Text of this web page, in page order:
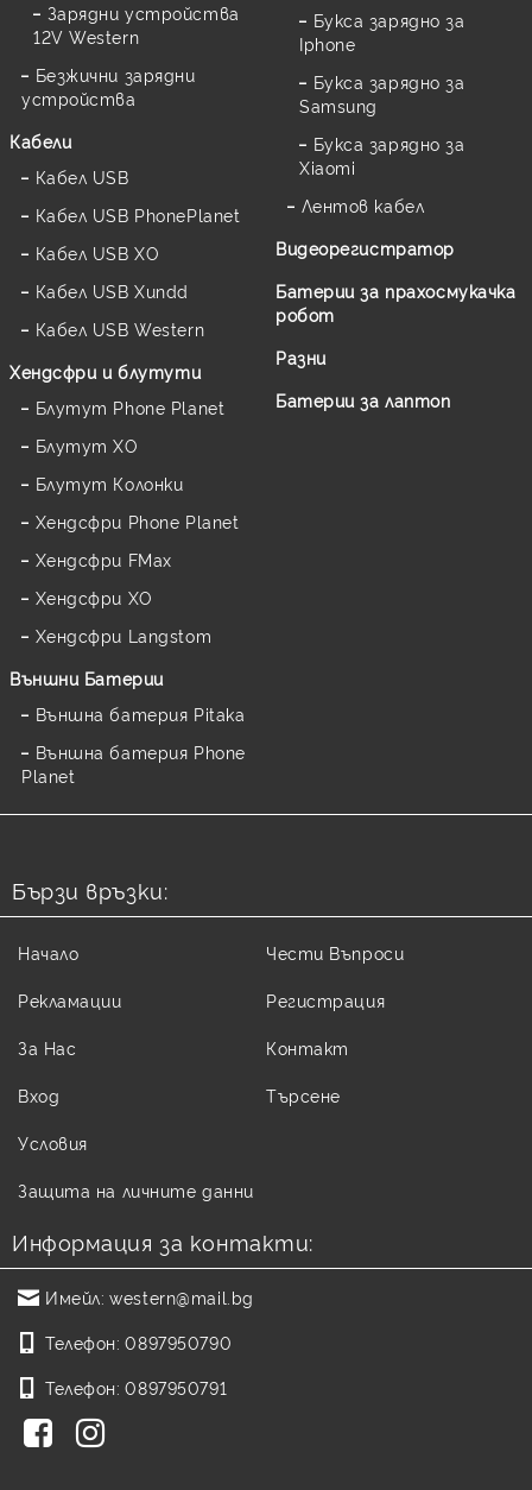
Зарядни устройства
12V Western
Безжични зарядни
устройства
Кабели
Кабел USB
Кабел USB PhonePlanet
Кабел USB XO
Кабел USB Xundd
Кабел USB Western
Хендсфри и блутути
Блутут Phone Planet
Блутут XO
Блутут Колонки
Хендсфри Phone Planet
Хендсфри FMax
Хендсфри XO
Хендсфри Langstom
Външни Батерии
Външна батерия Pitaka
Външна батерия Phone
Planet
Букса зарядно за
Iphone
Букса зарядно за
Samsung
Букса зарядно за
Xiaomi
Лентов кабел
Видеорегистратор
Батерии за прахосмукачка
робот
Разни
Батерии за лаптоп
Бързи връзки:
Начало
Рекламации
За Нас
Вход
Чести Въпроси
Регистрация
Контакт
Търсене
Условия
Защита на личните данни
Информация за контакти:
Имейл: western@mail.bg
Телефон: 0897950790
Телефон: 0897950791